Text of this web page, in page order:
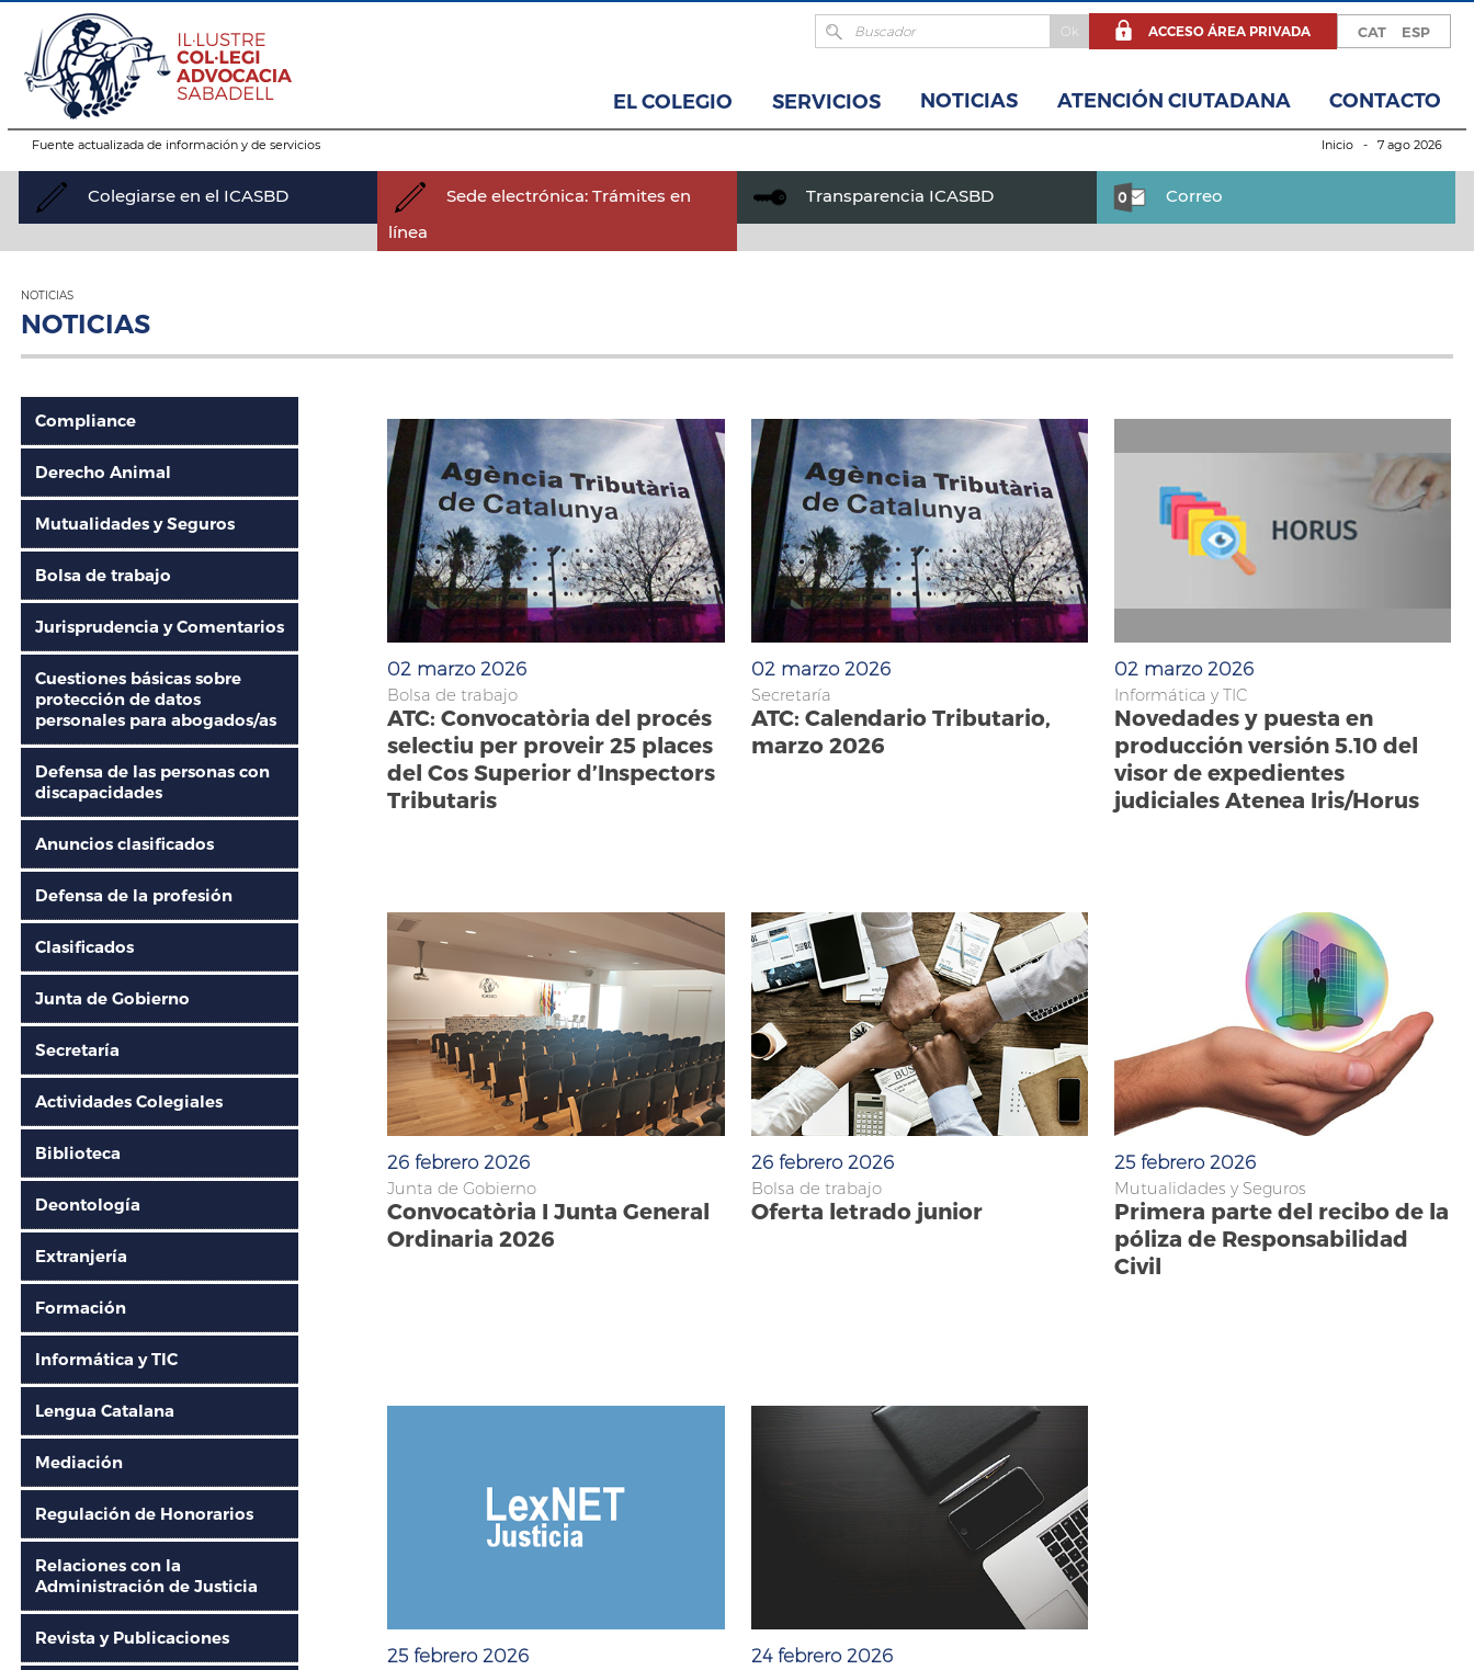
ESP
CAT
ACCESO ÁREA PRIVADA
EL COLEGIO SERVICIOS NOTICIAS ATENCIÓN CIUTADANA CONTACTO
Fuente actualizada de información y de servicios Inicio - 7 ago 2026
Colegiarse en el ICASBD
Sede electrónica: Trámites en
línea
Transparencia ICASBD Correo
NOTICIAS
NOTICIAS
Compliance
Derecho Animal
Mutualidades y Seguros
Bolsa de trabajo
Jurisprudencia y Comentarios
Cuestiones básicas sobre
protección de datos
personales para abogados/as
Defensa de las personas con
discapacidades
Anuncios clasificados
Defensa de la profesión
Clasificados
Junta de Gobierno
Secretaría
Actividades Colegiales
Biblioteca
Deontología
Extranjería
Formación
Informática y TIC
Lengua Catalana
Mediación
Regulación de Honorarios
Relaciones con la
Administración de Justicia
Revista y Publicaciones
02 marzo 2026
Bolsa de trabajo
ATC: Convocatòria del procés
selectiu per proveir 25 places
del Cos Superior d’Inspectors
Tributaris
02 marzo 2026
Secretaría
ATC: Calendario Tributario,
marzo 2026
02 marzo 2026
Informática y TIC
Novedades y puesta en
producción versión 5.10 del
visor de expedientes
judiciales Atenea Iris/Horus
26 febrero 2026
Junta de Gobierno
Convocatòria I Junta General
Ordinaria 2026
26 febrero 2026
Bolsa de trabajo
Oferta letrado junior
25 febrero 2026
Mutualidades y Seguros
Primera parte del recibo de la
póliza de Responsabilidad
Civil
25 febrero 2026 24 febrero 2026